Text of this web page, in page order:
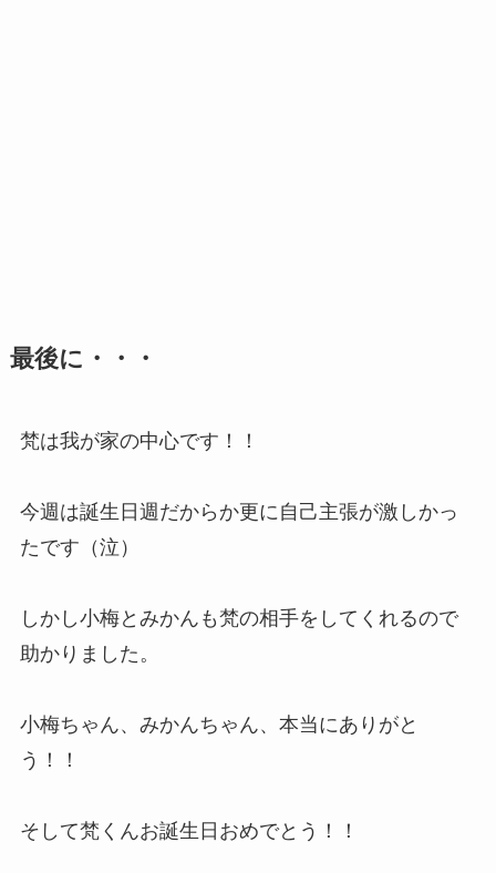
最後に・・・
梵は我が家の中心です！！
今週は誕生日週だからか更に自己主張が激しかっ
たです（泣）
しかし小梅とみかんも梵の相手をしてくれるので
助かりました。
小梅ちゃん、みかんちゃん、本当にありがと
う！！
そして梵くんお誕生日おめでとう！！